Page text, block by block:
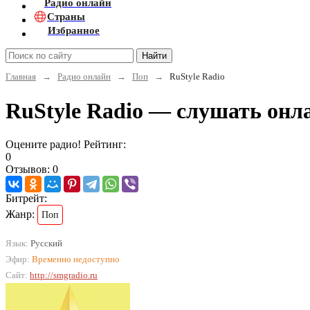
Радио онлайн
Страны
Избранное
Найти
Главная
→ Радио онлайн → Поп → RuStyle Radio
RuStyle Radio — слушать
Оцените радио! Рейтинг:
0
Отзывов: 0
Битрейт:
Жанр:
Поп
Язык: Русский
Эфир: Временно недоступно
Сайт: http://smgradio.ru